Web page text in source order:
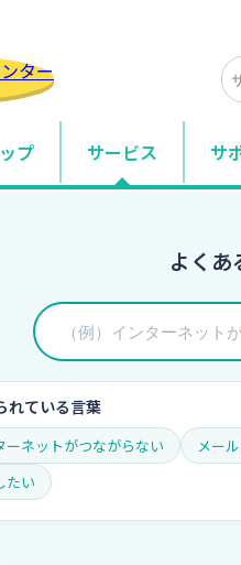
ター
プ サービス
法人・組織専用サ
独自ドメイン・固定
オプションサービス
オプションサービス
サ
よくあ
れている言葉
ーネットがつながらない メー
たい